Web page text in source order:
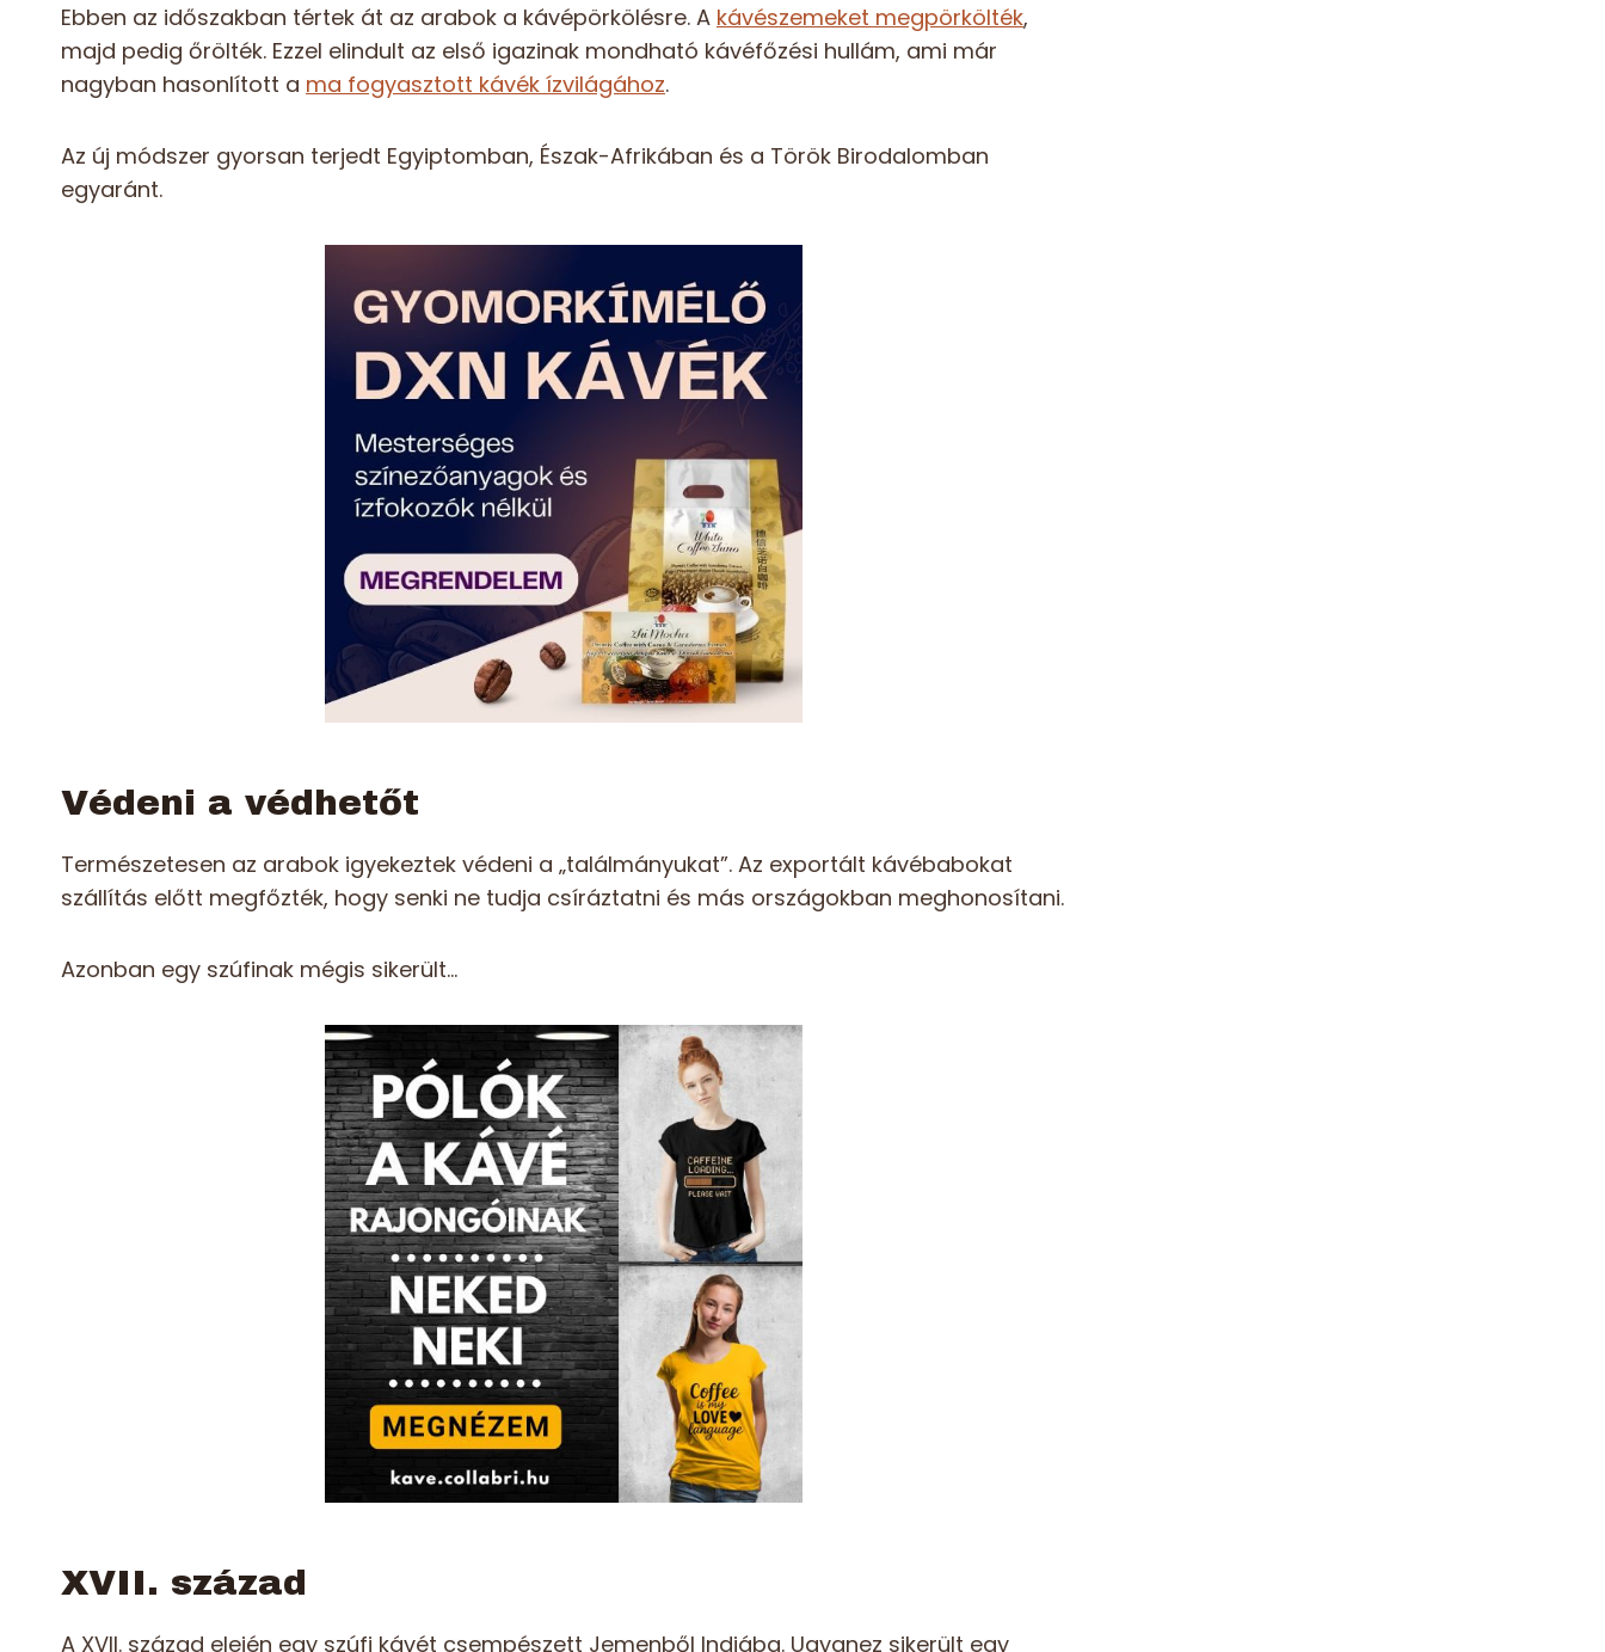
Ebben az időszakban tértek át az arabok a kávépörkölésre. A kávészemeket megpörkölték,
majd pedig őrölték. Ezzel elindult az első igazinak mondható kávéfőzési hullám, ami már
nagyban hasonlított a ma fogyasztott kávék ízvilágához.
Az új módszer gyorsan terjedt Egyiptomban, Észak-Afrikában és a Török Birodalomban
egyaránt.
Védeni a védhetőt
Természetesen az arabok igyekeztek védeni a „találmányukat”. Az exportált kávébabokat
szállítás előtt megfőzték, hogy senki ne tudja csíráztatni és más országokban meghonosítani.
Azonban egy szúfinak mégis sikerült…
XVII. század
A XVII. század elején egy szúfi kávét csempészett Jemenből Indiába. Ugyanez sikerült egy